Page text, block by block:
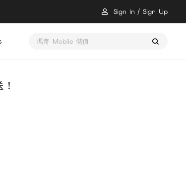
Sign In Sign Up
醫起救世界 鼠裡逃生 儲值